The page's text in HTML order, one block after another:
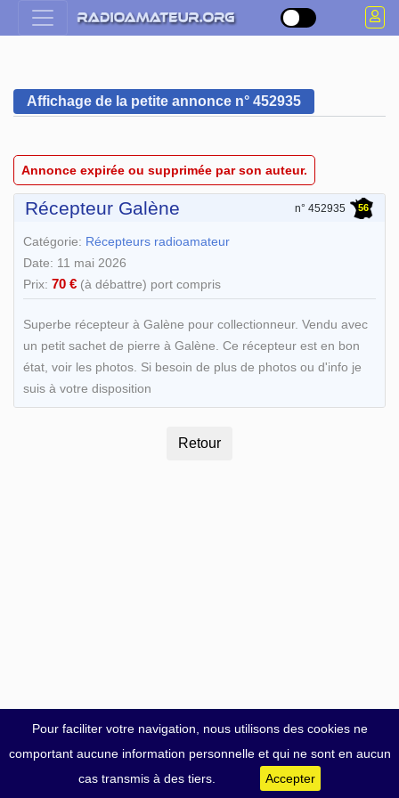
Pour faciliter votre navigation, nous utilisons des cookies ne
comportant aucune information personnelle et qui ne sont en aucun
cas transmis à des tiers.
Accepter
Affichage de la petite annonce n° 452935
Annonce expirée ou supprimée par son auteur.
Récepteur Galène n° 452935 56
Catégorie: Récepteurs radioamateur
Date: 11 mai 2026
Prix: 70 € (à débattre) port compris
Superbe récepteur à Galène pour collectionneur. Vendu avec
un petit sachet de pierre à Galène. Ce récepteur est en bon
état, voir les photos. Si besoin de plus de photos ou d'info je
suis à votre disposition